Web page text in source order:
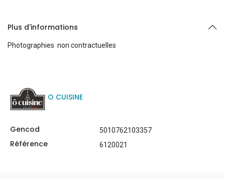
Plus d'informations
Photographies non contractuelles
O CUISINE
Gencod 5010762103357
Référence 6120021